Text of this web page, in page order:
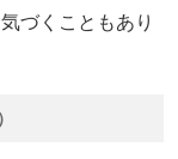
づくこともあり